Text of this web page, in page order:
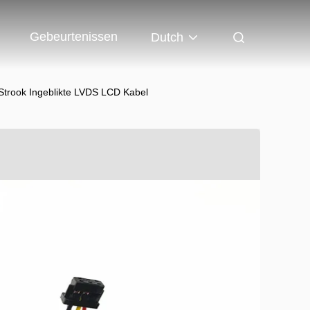
Gebeurtenissen Dutch
Ingeblikte LVDS LCD Kabel